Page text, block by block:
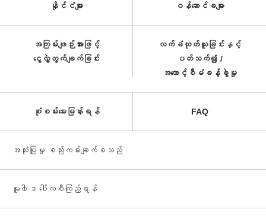
နိုင်ငံများ
ဝန်ဆောင်ခများ
အကြမ်းဖျဉ်းအားဖြင့်
ငွေလွှဲတွက်ချက်ခြင်း
လက်ခံထုတ်ယူခြင်းနှင့်
ပတ်သက်၍ /
အကောင့်စီမံခန့်ခွဲမှု
စုံစမ်းမေးမြန်းရန် FAQ
အသုံးပြုမှု စည်းကမ်းချက်စသည်
မူ၀ါဒ ပေါ်လစီကြည့်ရန်